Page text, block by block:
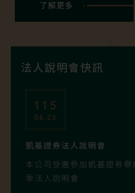
了解更多
法人說明會快訊
115
06.23
凱基證券法人說明會
本公司受邀參加凱基證券
季法人說明會